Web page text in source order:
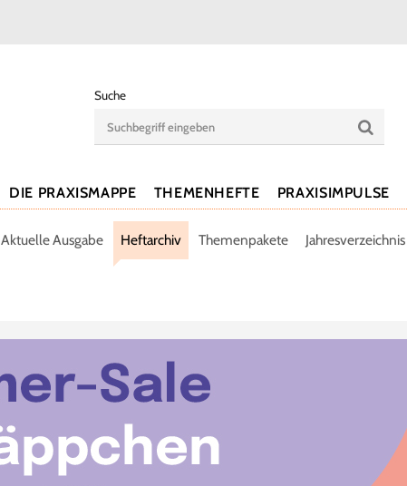
Suche
DIE PRAXISMAPPE THEMENHEFTE PRAXISIMPULSE
Aktuelle Ausgabe Heftarchiv Themenpakete Jahresverzeichnis